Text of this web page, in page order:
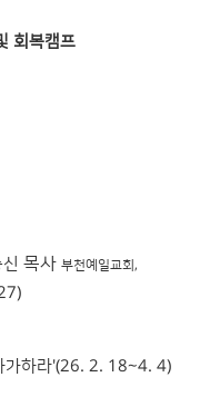
회복캠프
목사 부천예일교회,
가하라'(26. 2. 18~4. 4)